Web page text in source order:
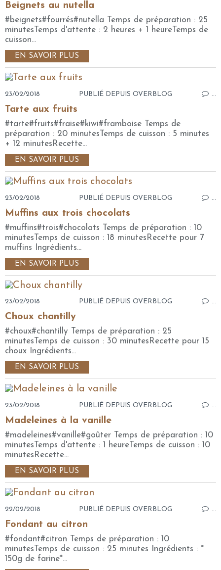
Beignets au nutella
#beignets#fourrés#nutella Temps de préparation : 25
minutesTemps d'attente : 2 heures + 1 heureTemps de
cuisson...
EN SAVOIR PLUS
23/02/2018 PUBLIÉ DEPUIS OVERBLOG …
Tarte aux fruits
#tarte#fruits#fraise#kiwi#framboise Temps de
préparation : 20 minutesTemps de cuisson : 5 minutes
+ 12 minutesRecette...
EN SAVOIR PLUS
23/02/2018 PUBLIÉ DEPUIS OVERBLOG …
Muffins aux trois chocolats
#muffins#trois#chocolats Temps de préparation : 10
minutesTemps de cuisson : 18 minutesRecette pour 7
muffins Ingrédients...
EN SAVOIR PLUS
23/02/2018 PUBLIÉ DEPUIS OVERBLOG …
Choux chantilly
#choux#chantilly Temps de préparation : 25
minutesTemps de cuisson : 30 minutesRecette pour 15
choux Ingrédients...
EN SAVOIR PLUS
23/02/2018 PUBLIÉ DEPUIS OVERBLOG …
Madeleines à la vanille
#madeleines#vanille#goûter Temps de préparation : 10
minutesTemps d'attente : 1 heureTemps de cuisson : 10
minutesRecette...
EN SAVOIR PLUS
22/02/2018 PUBLIÉ DEPUIS OVERBLOG …
Fondant au citron
#fondant#citron Temps de préparation : 10
minutesTemps de cuisson : 25 minutes Ingrédients : *
150g de farine*...